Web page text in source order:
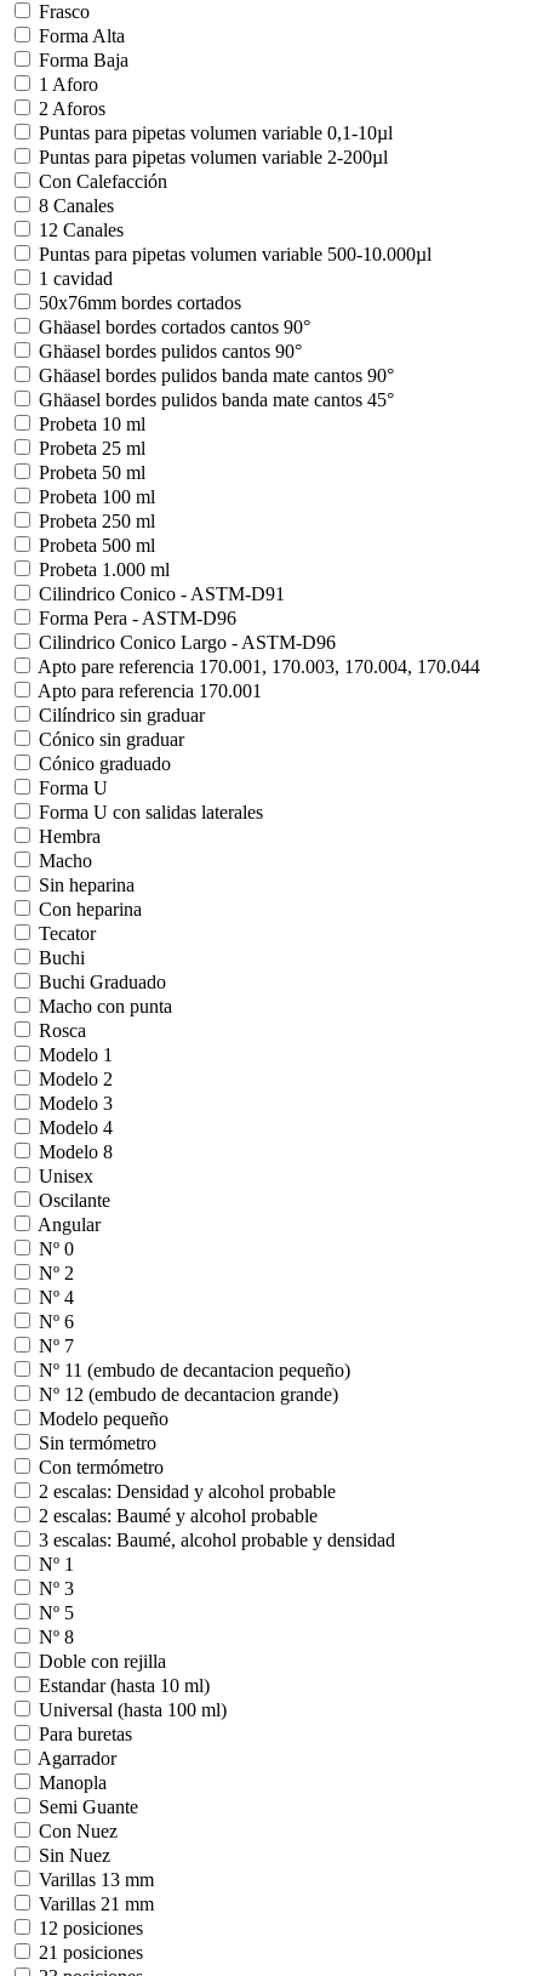
Frasco
Forma Alta
Forma Baja
1 Aforo
2 Aforos
Puntas para pipetas volumen variable 0,1-10µl
Puntas para pipetas volumen variable 2-200µl
Con Calefacción
8 Canales
12 Canales
Puntas para pipetas volumen variable 500-10.000µl
1 cavidad
50x76mm bordes cortados
Ghäasel bordes cortados cantos 90°
Ghäasel bordes pulidos cantos 90°
Ghäasel bordes pulidos banda mate cantos 90°
Ghäasel bordes pulidos banda mate cantos 45°
Probeta 10 ml
Probeta 25 ml
Probeta 50 ml
Probeta 100 ml
Probeta 250 ml
Probeta 500 ml
Probeta 1.000 ml
Cilindrico Conico - ASTM-D91
Forma Pera - ASTM-D96
Cilindrico Conico Largo - ASTM-D96
Apto pare referencia 170.001, 170.003, 170.004, 170.044
Apto para referencia 170.001
Cilíndrico sin graduar
Cónico sin graduar
Cónico graduado
Forma U
Forma U con salidas laterales
Hembra
Macho
Sin heparina
Con heparina
Tecator
Buchi
Buchi Graduado
Macho con punta
Rosca
Modelo 1
Modelo 2
Modelo 3
Modelo 4
Modelo 8
Unisex
Oscilante
Angular
Nº 0
Nº 2
Nº 4
Nº 6
Nº 7
Nº 11 (embudo de decantacion pequeño)
Nº 12 (embudo de decantacion grande)
Modelo pequeño
Sin termómetro
Con termómetro
2 escalas: Densidad y alcohol probable
2 escalas: Baumé y alcohol probable
3 escalas: Baumé, alcohol probable y densidad
Nº 1
Nº 3
Nº 5
Nº 8
Doble con rejilla
Estandar (hasta 10 ml)
Universal (hasta 100 ml)
Para buretas
Agarrador
Manopla
Semi Guante
Con Nuez
Sin Nuez
Varillas 13 mm
Varillas 21 mm
12 posiciones
21 posiciones